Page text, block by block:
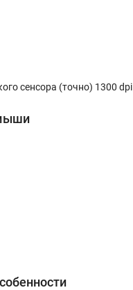
сенсора (точно) 1300 dpi